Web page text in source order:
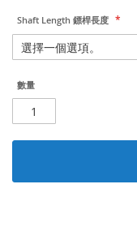
Shaft Length 鏢桿長度
數量